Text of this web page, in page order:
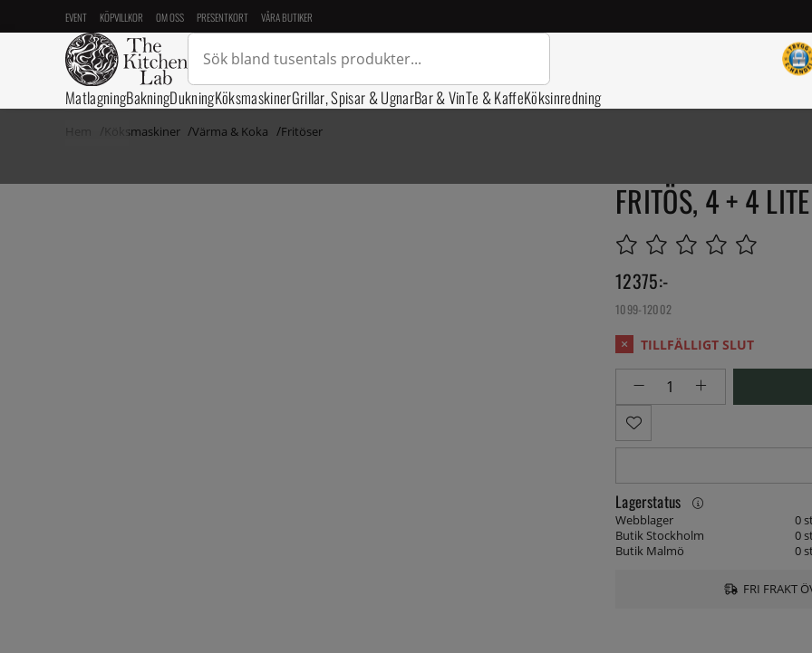
EVENT KÖPVILLKOR OM OSS PRESENTKORT VÅRA BUTIKER
MatlagningBakningDukningKöksmaskinerGrillar, Spisar & UgnarBar & VinTe & KaffeKöksinredning
Köksmaskiner Värma & Koka Fritöser
FRITÖS, 4 + 4
12375:-
1099-12002
Lagerstatus
Webblager
0
Butik Stockholm
0
Butik Malmö
0
FRI FRAKT